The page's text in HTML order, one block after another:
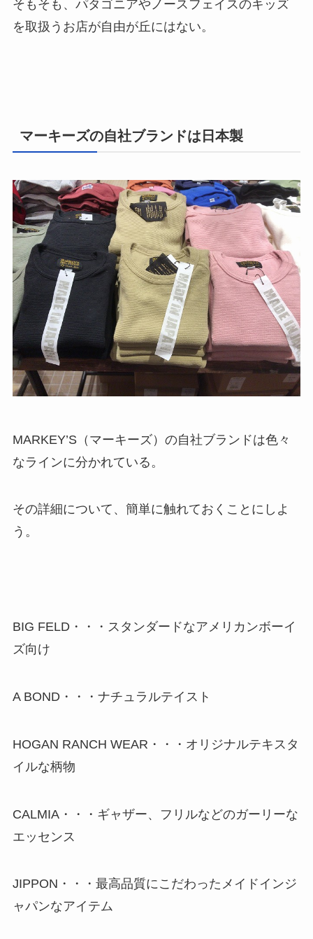
そもそも、パタゴニアやノースフェイスのキッズ
を取扱うお店が自由が丘にはない。
マーキーズの自社ブランドは日本製
MARKEY’S（マーキーズ）の自社ブランドは色々
なラインに分かれている。
その詳細について、簡単に触れておくことにしよ
う。
BIG FELD・・・スタンダードなアメリカンボーイ
ズ向け
A BOND・・・ナチュラルテイスト
HOGAN RANCH WEAR・・・オリジナルテキスタ
イルな柄物
CALMIA・・・ギャザー、フリルなどのガーリーな
エッセンス
JIPPON・・・最高品質にこだわったメイドインジ
ャパンなアイテム